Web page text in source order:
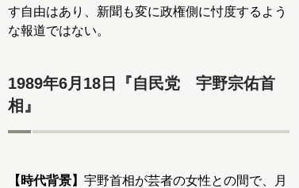
す自由はあり、新聞も変に政権側に忖度するよう
な報道ではない。
1989年6月18日『自民党 宇野宗佑首
相』
【時代背景】 宇野首相が芸者の女性との間で、月